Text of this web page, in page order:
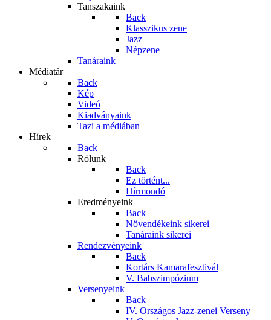
Tanszakaink
Back
Klasszikus zene
Jazz
Népzene
Tanáraink
Médiatár
Back
Kép
Videó
Kiadványaink
Tazi a médiában
Hírek
Back
Rólunk
Back
Ez történt...
Hírmondó
Eredményeink
Back
Növendékeink sikerei
Tanáraink sikerei
Rendezvényeink
Back
Kortárs Kamarafesztivál
V. Babszimpózium
Versenyeink
Back
IV. Országos Jazz-zenei Verseny